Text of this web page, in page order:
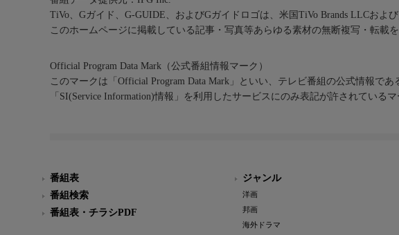
TiVo、Gガイド、G-GUIDE、およびGガイドロゴは、米国TiVo Brands LLCおよ
このホームページに掲載している記事・写真等あらゆる素材の無断複写・転載を
Official Program Data Mark（公式番組情報マーク）
このマークは「Official Program Data Mark」といい、テレビ番組の公式情報であ
「SI(Service Information)情報」を利用したサービスにのみ表記が許されているマ
番組表
番組検索
番組表・チラシPDF
ジャンル
洋画
邦画
海外ドラマ